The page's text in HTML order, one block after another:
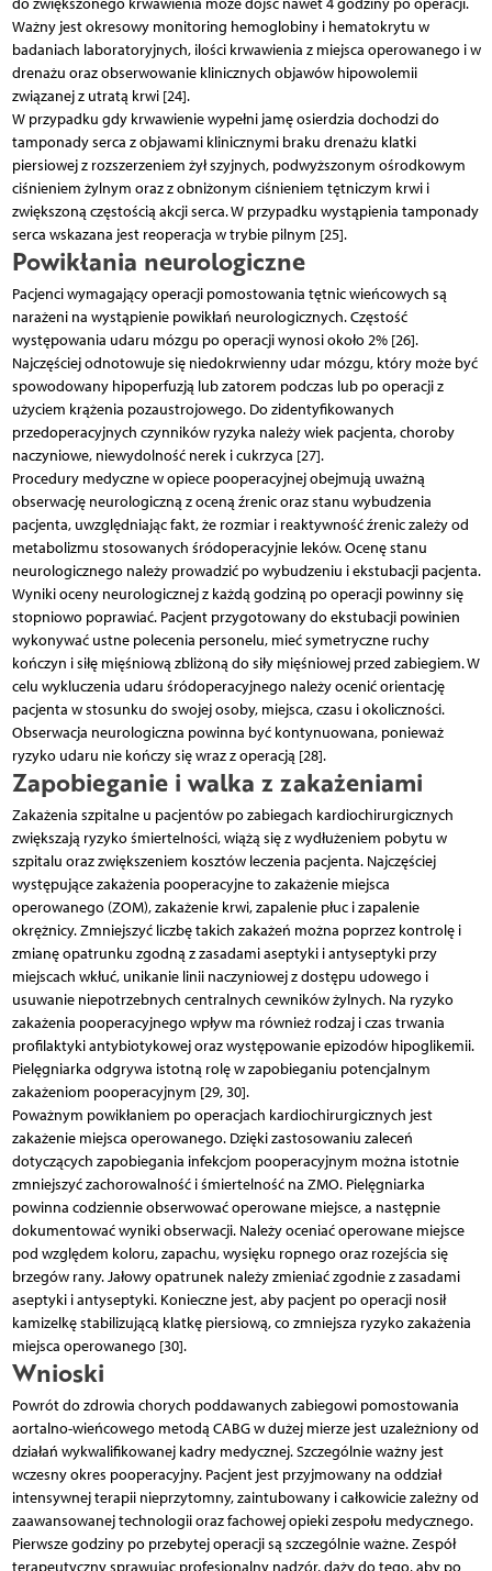
Ważny jest okresowy monitoring hemoglobiny i hematokrytu w
badaniach laboratoryjnych, ilości krwawienia z miejsca operowanego i w
drenażu oraz obserwowanie klinicznych objawów hipowolemii
związanej z utratą krwi [24].
W przypadku gdy krwawienie wypełni jamę osierdzia dochodzi do
tamponady serca z objawami klinicznymi braku drenażu klatki
piersiowej z rozszerzeniem żył szyjnych, podwyższonym ośrodkowym
ciśnieniem żylnym oraz z obniżonym ciśnieniem tętniczym krwi i
zwiększoną częstością akcji serca. W przypadku wystąpienia tamponady
serca wskazana jest reoperacja w trybie pilnym [25].
Powikłania neurologiczne
Pacjenci wymagający operacji pomostowania tętnic wieńcowych są
narażeni na wystąpienie powikłań neurologicznych. Częstość
występowania udaru mózgu po operacji wynosi około 2% [26].
Najczęściej odnotowuje się niedokrwienny udar mózgu, który może być
spowodowany hipoperfuzją lub zatorem podczas lub po operacji z
użyciem krążenia pozaustrojowego. Do zidentyfikowanych
przedoperacyjnych czynników ryzyka należy wiek pacjenta, choroby
naczyniowe, niewydolność nerek i cukrzyca [27].
Procedury medyczne w opiece pooperacyjnej obejmują uważną
obserwację neurologiczną z oceną źrenic oraz stanu wybudzenia
pacjenta, uwzględniając fakt, że rozmiar i reaktywność źrenic zależy od
metabolizmu stosowanych śródoperacyjnie leków. Ocenę stanu
neurologicznego należy prowadzić po wybudzeniu i ekstubacji pacjenta.
Wyniki oceny neurologicznej z każdą godziną po operacji powinny się
stopniowo poprawiać. Pacjent przygotowany do ekstubacji powinien
wykonywać ustne polecenia personelu, mieć symetryczne ruchy
kończyn i siłę mięśniową zbliżoną do siły mięśniowej przed zabiegiem. W
celu wykluczenia udaru śródoperacyjnego należy ocenić orientację
pacjenta w stosunku do swojej osoby, miejsca, czasu i okoliczności.
Obserwacja neurologiczna powinna być kontynuowana, ponieważ
ryzyko udaru nie kończy się wraz z operacją [28].
Zapobieganie i walka z zakażeniami
Zakażenia szpitalne u pacjentów po zabiegach kardiochirurgicznych
zwiększają ryzyko śmiertelności, wiążą się z wydłużeniem pobytu w
szpitalu oraz zwiększeniem kosztów leczenia pacjenta. Najczęściej
występujące zakażenia pooperacyjne to zakażenie miejsca
operowanego (ZOM), zakażenie krwi, zapalenie płuc i zapalenie
okrężnicy. Zmniejszyć liczbę takich zakażeń można poprzez kontrolę i
zmianę opatrunku zgodną z zasadami aseptyki i antyseptyki przy
miejscach wkłuć, unikanie linii naczyniowej z dostępu udowego i
usuwanie niepotrzebnych centralnych cewników żylnych. Na ryzyko
zakażenia pooperacyjnego wpływ ma również rodzaj i czas trwania
profilaktyki antybiotykowej oraz występowanie epizodów hipoglikemii.
Pielęgniarka odgrywa istotną rolę w zapobieganiu potencjalnym
zakażeniom pooperacyjnym [29, 30].
Poważnym powikłaniem po operacjach kardiochirurgicznych jest
zakażenie miejsca operowanego. Dzięki zastosowaniu zaleceń
dotyczących zapobiegania infekcjom pooperacyjnym można istotnie
zmniejszyć zachorowalność i śmiertelność na ZMO. Pielęgniarka
powinna codziennie obserwować operowane miejsce, a następnie
dokumentować wyniki obserwacji. Należy oceniać operowane miejsce
pod względem koloru, zapachu, wysięku ropnego oraz rozejścia się
brzegów rany. Jałowy opatrunek należy zmieniać zgodnie z zasadami
aseptyki i antyseptyki. Konieczne jest, aby pacjent po operacji nosił
kamizelkę stabilizującą klatkę piersiową, co zmniejsza ryzyko zakażenia
miejsca operowanego [30].
Wnioski
Powrót do zdrowia chorych poddawanych zabiegowi pomostowania
aortalno-wieńcowego metodą CABG w dużej mierze jest uzależniony od
działań wykwalifikowanej kadry medycznej. Szczególnie ważny jest
wczesny okres pooperacyjny. Pacjent jest przyjmowany na oddział
intensywnej terapii nieprzytomny, zaintubowany i całkowicie zależny od
zaawansowanej technologii oraz fachowej opieki zespołu medycznego.
Pierwsze godziny po przebytej operacji są szczególnie ważne. Zespół
terapeutyczny sprawując profesjonalny nadzór, dąży do tego, aby po